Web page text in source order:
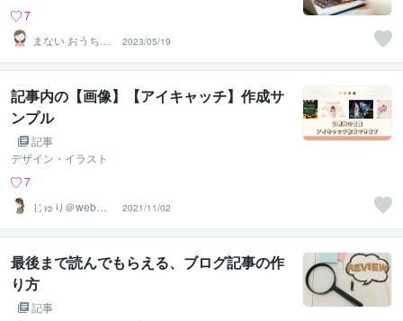
7
まない おうちワ
ーカー
2023/05/19
記事内の【画像】【アイキャッチ】作成サ
ンプル
記事
デザイン・イラスト
7
じゅり＠webラ
イター
2021/11/02
最後まで読んでもらえる、ブログ記事の作
り方
記事